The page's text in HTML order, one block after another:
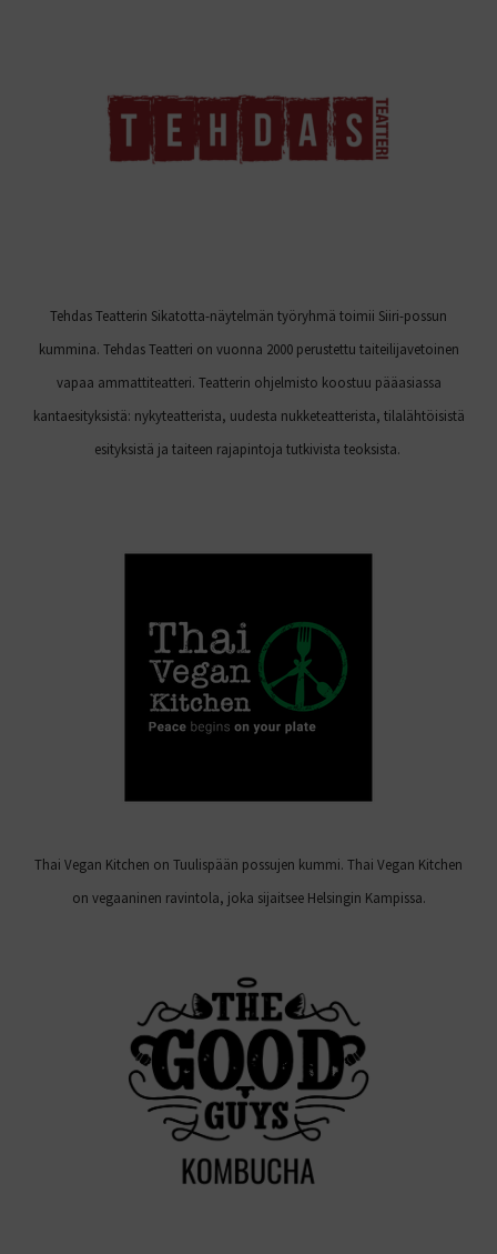
Tehdas Teatterin Sikatotta-näytelmän työryhmä toimii Siiri-possun
kummina. Tehdas Teatteri on vuonna 2000 perustettu taiteilijavetoinen
vapaa ammattiteatteri. Teatterin ohjelmisto koostuu pääasiassa
kantaesityksistä: nykyteatterista, uudesta nukketeatterista, tilalähtöisistä
esityksistä ja taiteen rajapintoja tutkivista teoksista.
Thai Vegan Kitchen on Tuulispään possujen kummi. Thai Vegan Kitchen
on vegaaninen ravintola, joka sijaitsee Helsingin Kampissa.